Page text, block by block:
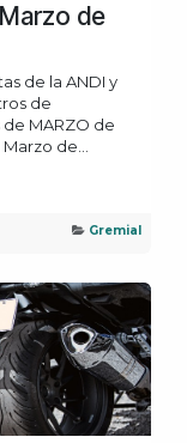
de
de la ANDI y
de
MARZO de
de...
Gremial